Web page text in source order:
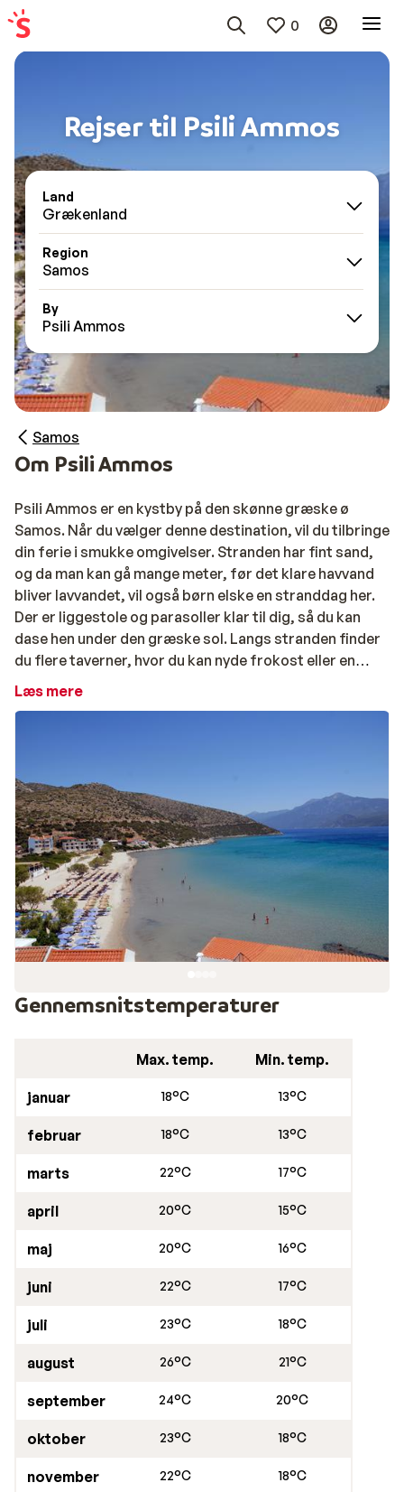
0
Rejser til Psili Ammos
Land
Grækenland
Region
Samos
By
Psili Ammos
Samos
Om Psili Ammos
Psili Ammos er en kystby på den skønne græske ø
Samos. Når du vælger denne destination, vil du tilbringe
din ferie i smukke omgivelser. Stranden har fint sand,
og da man kan gå mange meter, før det klare havvand
bliver lavvandet, vil også børn elske en stranddag her.
Der er liggestole og parasoller klar til dig, så du kan
dase hen under den græske sol. Langs stranden finder
du flere taverner, hvor du kan nyde frokost eller en
forfriskende drink.
Læs mere
Gennemsnitstemperaturer
Max. temp. Min. temp.
januar 18°C 13°C
februar 18°C 13°C
marts 22°C 17°C
april 20°C 15°C
maj 20°C 16°C
juni 22°C 17°C
juli 23°C 18°C
august 26°C 21°C
september 24°C 20°C
oktober 23°C 18°C
november 22°C 18°C